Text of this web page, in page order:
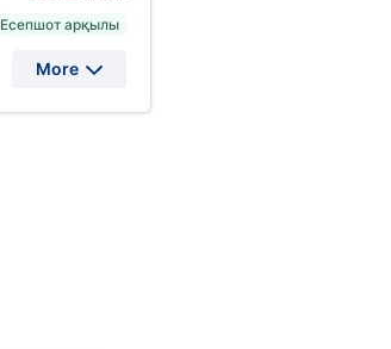
Есепшот арқылы
More